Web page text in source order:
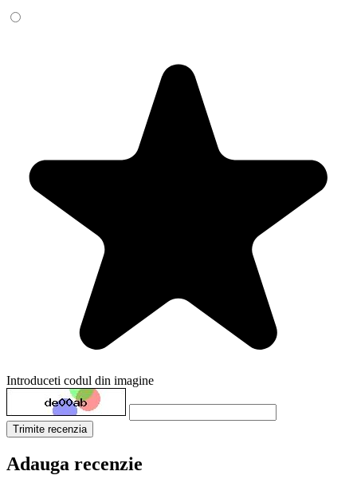
Introduceti codul din imagine
Trimite recenzia
Adauga recenzie